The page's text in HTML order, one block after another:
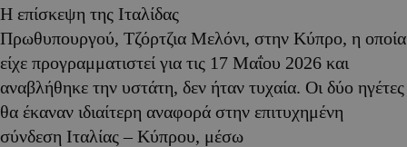
Η επίσκεψη της Ιταλίδας
Πρωθυπουργού, Τζόρτζια Μελόνι, στην Κύπρο, η οποία
είχε προγραμματιστεί για τις 17 Μαΐου 2026 και
αναβλήθηκε την υστάτη, δεν ήταν τυχαία. Οι δύο ηγέτες
θα έκαναν ιδιαίτερη αναφορά στην επιτυχημένη
σύνδεση Ιταλίας – Κύπρου, μέσω